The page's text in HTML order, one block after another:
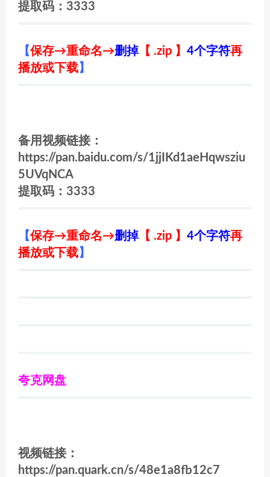
提取码：3333
【保存→重命名→删掉【 .zip 】 4个字符再
播放或下载】
备用视频链接：
https://pan.baidu.com/s/1jjIKd1aeHqwsziu
5UVqNCA
提取码：3333
【保存→重命名→删掉【 .zip 】 4个字符再
播放或下载】
夸克网盘
视频链接：
https://pan.quark.cn/s/48e1a8fb12c7